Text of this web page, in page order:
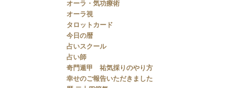
オーラ・気功療術
オーラ視
タロットカード
今日の暦
占いスクール
占い師
奇門遁甲 祐気採りのやり方
幸せのご報告いただきました